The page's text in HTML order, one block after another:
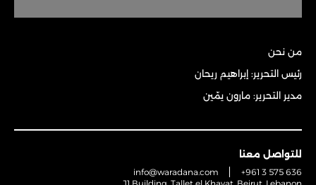
من نحن
رئيس التحرير: إبراهيم ريحان
مدير التحرير: مارون يمّين
للتواصل معنا
info@waradana.com
+961 3 575 636